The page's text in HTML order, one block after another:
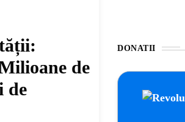
de
de
DONATII